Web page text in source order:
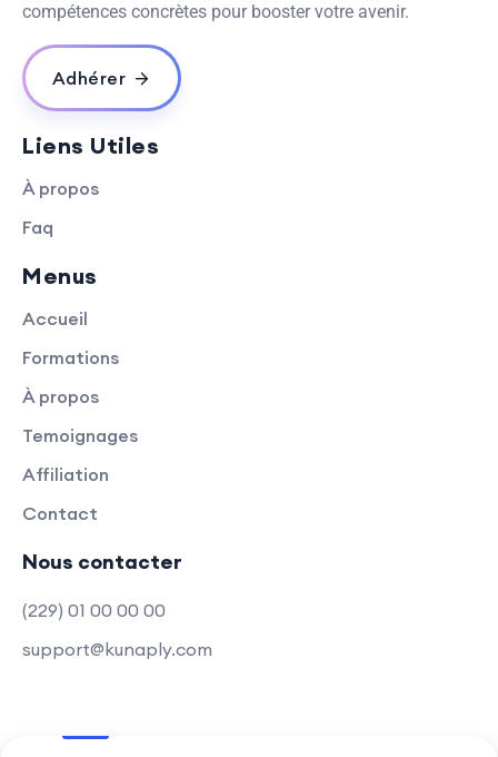
compétences concrètes pour booster votre avenir.
Adhérer
Liens Utiles
À propos
Faq
Menus
Accueil
Formations
À propos
Temoignages
Affiliation
Contact
Nous contacter
(229) 01 00 00 00
support@kunaply.com